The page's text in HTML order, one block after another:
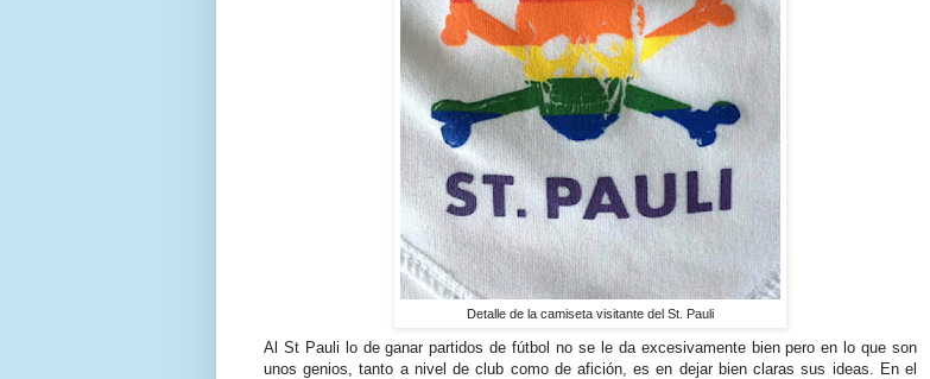
Detalle de la camiseta visitante del St. Pauli
Al St Pauli lo de ganar partidos de fútbol no se le da excesivamente bien pero en lo que son
unos genios, tanto a nivel de club como de afición, es en dejar bien claras sus ideas. En el